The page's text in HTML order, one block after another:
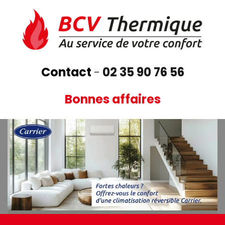
au
contenu
principal
Contact - 02 35 90 76 56
Bonnes affaires